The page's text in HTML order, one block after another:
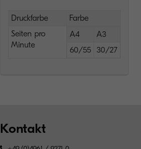
Druckfarbe
Farbe
Seiten pro
Minute
A4
A3
60/55
30/27
Kontakt